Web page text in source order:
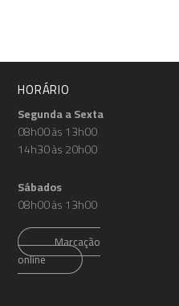
HORÁRIO
Segunda a Sexta
08h00 às 13h00
14h30 às 20h00
Sábados
08h00 às 13h00
Marcação
online